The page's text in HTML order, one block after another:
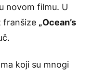
novom filmu. U
franšize „Ocean’s
koji su mnogi